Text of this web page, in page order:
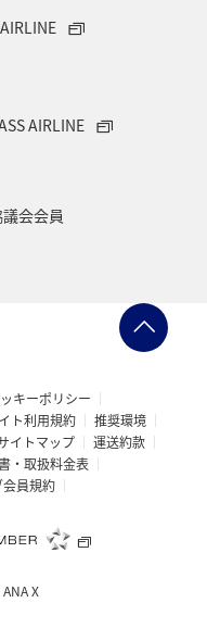
AIRLINE
会会員
キーポリシー
ト利用規約
推奨環境
イトマップ
運送約款
・取扱料金表
員規約
X